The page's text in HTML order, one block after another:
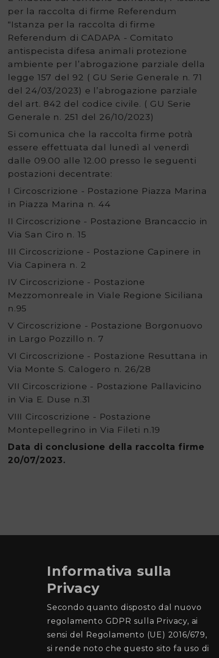
Tutte
le
consultazioni
elettorali
Contatti
per la raccolta di firme Referendum
"Istanza per la raccolta di firme
Referendum di CADAPA - Comitato
antispecista difesa animali protezione
ambiente per l’abrogazione parziale della
legge 157 del 92 ( GU Serie Generale n. 71
del 24/03/2023) e l’abrogazione parziale
del art. 842 del codice civile. ( GU Serie
Generale n. 251 del 26/10/2023)
Si comunica che la raccolta firme potrà
essere effettuata dal lunedì al venerdì
dalle 09.00 alle 12.00 presso le seguenti
postazioni decentrate:
I Circoscrizione - Postazione Piazza Marina
in Piazza Marina n. 44
II Circoscrizione - Postazione Brancaccio in
Via San Ciro n. 15
III Circoscrizione - Postazione Capinere in
Via Capinera n. 2
IV Circoscrizione - Postazione
Mezzomonreale in Viale Regione Siciliana
n.95
V Circoscrizione - Postazione Borgonuovo
in Largo Pozzillo n. 7
VI Circoscrizione - Postazione Resuttana in
Via Monte S. Calogero n. 26/28
VII Circoscrizione - Postazione Pallavicino
in Via E. Duse n.31
VIII Circoscrizione - Postazione
Montepellegrino in Via Fileti n.19
Data di conclusione della raccolta firme
20/07/2023.
Comune di Palermo
Ufficio Elettorale
Recapiti e Contatti
Informativa sulla
Privacy
Secondo quanto disposto dal nuovo
regolamento GDPR sulla Privacy, ai
sensi del Regolamento (UE) 2016/679,
si rende noto che questo sito fa uso di